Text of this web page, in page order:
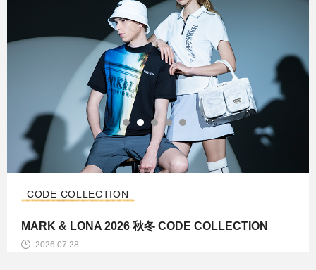
2026.07.28
CODE COLLECTION
MARK & LONA 2026 秋冬 CODE COLLECTION